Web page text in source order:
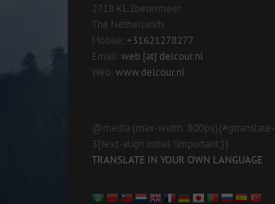
2718 KL Zoetermeer
The Netherlands
Mobile: +31621278277
Email: web [at] delcour.nl
Web: www.delcour.nl
@media (max-width: 800px){#gtranslate-
3{text-align:initial !important;}}
TRANSLATE IN YOUR OWN LANGUAGE